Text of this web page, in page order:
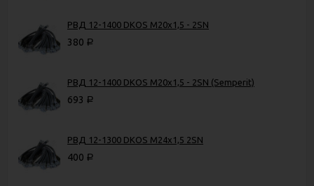
РВД 12-1400 DKOS М20х1,5 - 2SN
380 Р
РВД 12-1400 DKOS М20х1,5 - 2SN (Semperit)
693 Р
РВД 12-1300 DKOS M24х1,5 2SN
400 Р